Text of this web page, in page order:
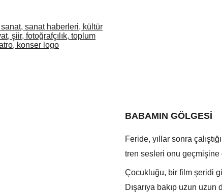
BABAMIN GÖLGESİ
Feride, yıllar sonra
tren sesleri onu geçmişine
Çocukluğu, bir film şeridi
Dışarıya bakıp uzun